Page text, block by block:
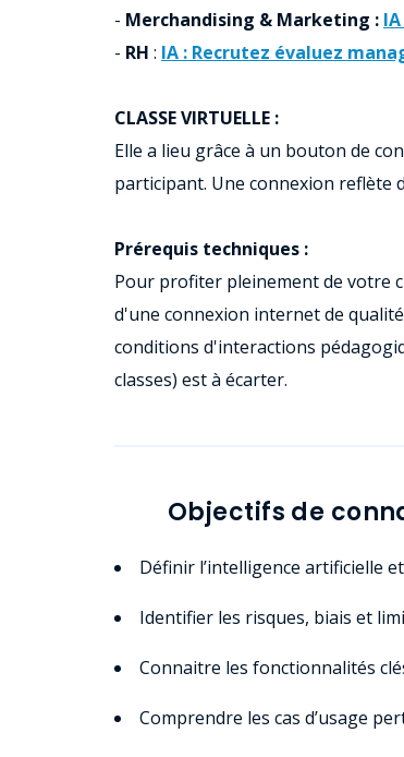
- Merchandising & Marketing :
- RH : IA : Recrutez évaluez
CLASSE VIRTUELLE :
Elle a lieu grâce à un bouton de
participant. Une connexion reflète
Prérequis techniques :
Pour profiter pleinement de votre
d'une connexion internet de
conditions d'interactions
classes) est à écarter.
Objectifs de
Définir l’intelligence artificielle
Identifier les risques, biais et
Connaitre les fonctionnalités
Comprendre les cas d’usage